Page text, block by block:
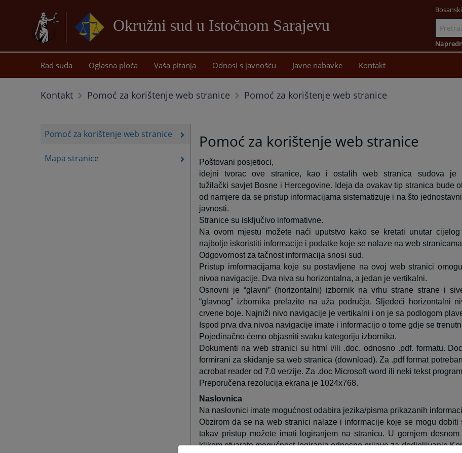
Okružni sud u Istočnom Sarajevu
sadržaj
Bosanski
Rad suda Oglasna ploča Vaša pitanja Odnosi s javnošću Javne nabavke Kontakt
Kontakt Pomoć za korištenje web stranice Pomoć za korištenje web stranice
Pomoć za korištenje web stranice
Mapa stranice
Pomoć za korištenje web stranice
Poštovani posjetioci,
idejni tvorac ove stranice, kao i ostalih web stranica sudova je
tužilački savjet Bosne i Hercegovine. Ideja da ovakav tip stranica bude
od namjere da se pristup informacijama sistematizuje i na što
javnosti.
Stranice su isključivo informativne.
Na ovom mjestu možete naći uputstvo kako se kretati unutar
najbolje iskoristiti informacije i podatke koje se nalaze na web
Odgovornost za tačnost informacija snosi sud.
Pristup imformacijama koje su postavljene na ovoj web stranici
nivoa navigacije. Dva niva su horizontalna, a jedan je vertikalni.
Osnovni je “glavni” (horizontalni) izbornik na vrhu strane strane i
“glavnog” izbornika prelazite na uža područja. Sljedeći horizontalni
crvene boje. Najniži nivo navigacije je vertikalni i on je sa podlogom
Ispod prva dva nivoa navigacije imate i informacijo o tome gdje se
Pojedinačno ćemo objasniti svaku kategoriju izbornika.
Dokumenti na web stranici su html i/ili .doc. odnosno .pdf. formatu.
formirani za skidanje sa web stranica (download). Za .pdf format
acrobat reader od 7.0 verzije. Za .doc Microsoft word ili neki tekst
Preporučena rezolucija ekrana je 1024x768.
Naslovnica
Na naslovnici imate mogućnost odabira jezika/pisma prikazanih
Obzirom da se na web stranici nalaze i informacije koje se mogu dobiti
takav pristup možete imati logiranjem na stranicu. U gornjem
klikom otvarate mogućnost logiranja odnosno prijave za dodjeljivanje